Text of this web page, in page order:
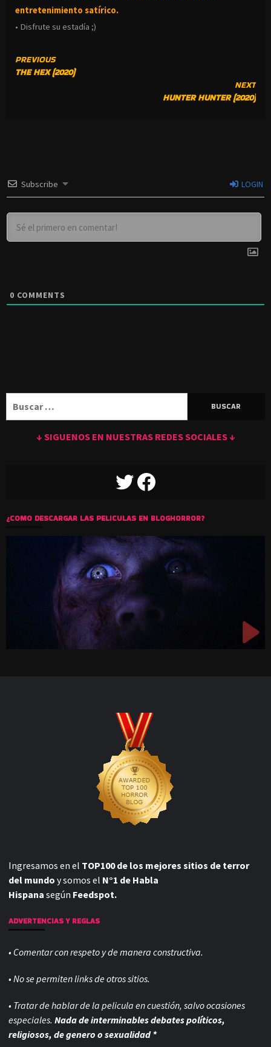
entretenimiento satírico.
• Disfrute su estadía ;)
CONTINUE
READING
PREVIOUS
THE HEX (2020)
NEXT
HUNTER HUNTER (2020)
Subscribe LOGIN
0 COMMENTS
↓ SIGUENOS EN NUESTRAS REDES SOCIALES ↓
TWITTERFACEBOOK
¿COMO DESCARGAR LAS PELICULAS EN BLOGHORROR?
Ingresamos en el TOP100 de los mejores sitios de terror
del mundo y somos el N°1 de Habla
Hispana según Feedspot.
ADVERTENCIAS Y REGLAS
• Comentar con respeto y de manera constructiva.
• No se permiten links de otros sitios.
• Tratar de hablar de la pelicula en cuestión, salvo ocasiones
especiales. Nada de interminables debates políticos,
religiosos, de genero o sexualidad *